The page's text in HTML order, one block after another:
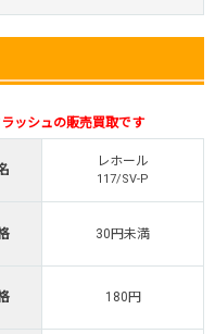
できる！
50円
熱イベント開催中
式はこちら ＞
ト開催中！
公式はこちら ＞
ッシュの販売買取です
レホール
117/SV-P
30円未満
180円